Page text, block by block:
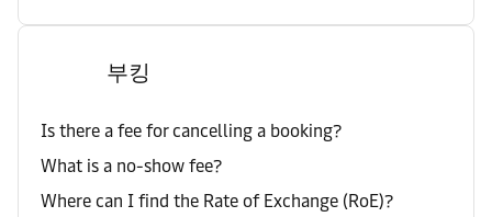
부킹
Is there a fee for cancelling a booking?
What is a no-show fee?
Where can I find the Rate of Exchange (RoE)?